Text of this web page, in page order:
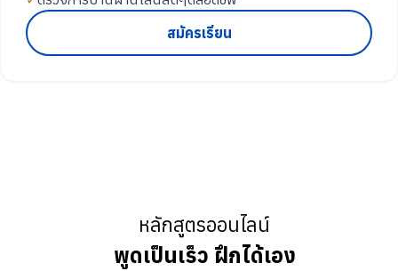
สมัครเรียน
หลักสูตรออนไลน์
พูดเป็นเร็ว ฝึกได้เอง